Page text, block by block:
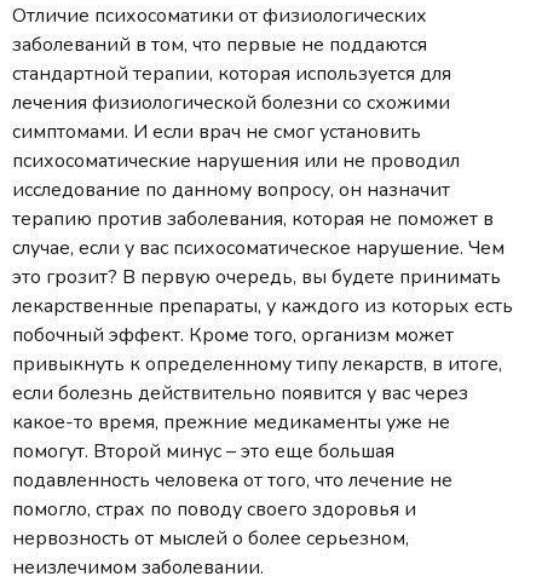
Отличие психосоматики от физиологических
заболеваний в том, что первые не поддаются
стандартной терапии, которая используется для
лечения физиологической болезни со схожими
симптомами. И если врач не смог установить
психосоматические нарушения или не проводил
исследование по данному вопросу, он назначит
терапию против заболевания, которая не поможет в
случае, если у вас психосоматическое нарушение. Чем
это грозит? В первую очередь, вы будете принимать
лекарственные препараты, у каждого из которых есть
побочный эффект. Кроме того, организм может
привыкнуть к определенному типу лекарств, в итоге,
если болезнь действительно появится у вас через
какое-то время, прежние медикаменты уже не
помогут. Второй минус – это еще большая
подавленность человека от того, что лечение не
помогло, страх по поводу своего здоровья и
нервозность от мыслей о более серьезном,
неизлечимом заболевании.